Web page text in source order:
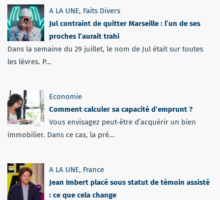
A LA UNE, Faits Divers
Jul contraint de quitter Marseille : l’un de ses
proches l’aurait trahi
Dans la semaine du 29 juillet, le nom de Jul était sur toutes
les lèvres. P...
Economie
Comment calculer sa capacité d’emprunt ?
Vous envisagez peut-être d’acquérir un bien
immobilier. Dans ce cas, la pré...
A LA UNE, France
Jean Imbert placé sous statut de témoin assisté
: ce que cela change